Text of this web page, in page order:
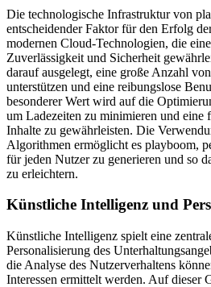
Die technologische Infrastruktur von
entscheidender Faktor für den Erfolg
modernen Cloud-Technologien, die
Zuverlässigkeit und Sicherheit
darauf ausgelegt, eine große Anzahl
unterstützen und eine reibungslose
besonderer Wert wird auf die
um Ladezeiten zu minimieren und eine
Inhalte zu gewährleisten. Die
Algorithmen ermöglicht es playboom,
für jeden Nutzer zu generieren und so
zu erleichtern.
Künstliche Intelligenz und
Künstliche Intelligenz spielt eine
Personalisierung des
die Analyse des Nutzerverhaltens
Interessen ermittelt werden. Auf dieser